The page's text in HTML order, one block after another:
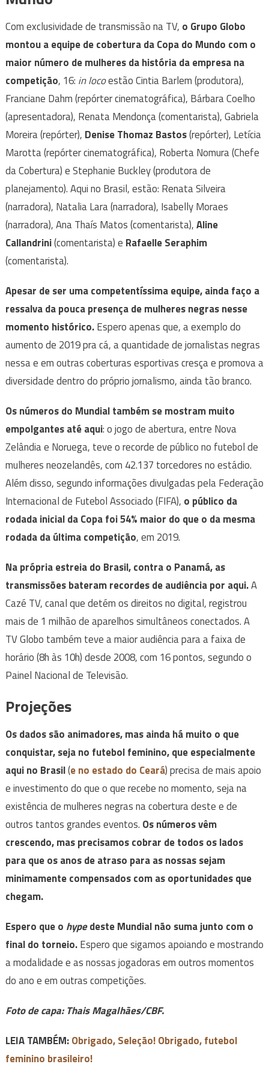
Com exclusividade de transmissão na TV, o Grupo Globo
montou a equipe de cobertura da Copa do Mundo com o
maior número de mulheres da história da empresa na
competição, 16: in locoestão Cintia Barlem (produtora),
Franciane Dahm (repórter cinematográfica), Bárbara Coelho
(apresentadora), Renata Mendonça (comentarista), Gabriela
Moreira (repórter), Denise Thomaz Bastos(repórter), Letícia
Marotta (repórter cinematográfica), Roberta Nomura (Chefe
da Cobertura) e Stephanie Buckley (produtora de
planejamento). Aqui no Brasil, estão: Renata Silveira
(narradora), Natalia Lara (narradora), Isabelly Moraes
(narradora), Ana Thaís Matos (comentarista),Aline
Callandrini(comentarista) e Rafaelle Seraphim
(comentarista).
Apesar de ser uma competentíssima equipe, ainda faço a
ressalva da pouca presença de mulheres negras nesse
momento histórico.Espero apenas que, a exemplo do
aumento de 2019 pra cá, a quantidade de jornalistas negras
nessa e em outras coberturas esportivas cresça e promova a
diversidade dentro do próprio jornalismo, ainda tão branco.
Os números do Mundial também se mostram muito
empolgantes até aqui: o jogo de abertura, entre Nova
Zelândia e Noruega, teve o recorde de público no futebol de
mulheres neozelandês, com 42.137 torcedores no estádio.
Além disso, segundo informações divulgadas pela Federação
Internacional de Futebol Associado (FIFA), o público da
rodada inicial da Copa foi 54% maior do que o da mesma
rodada da última competição, em 2019.
Na própria estreia do Brasil, contra o Panamá, as
transmissões bateram recordes de audiência por aqui.A
Cazé TV, canal que detém os direitos no digital, registrou
mais de 1 milhão de aparelhos simultâneos conectados. A
TV Globo também teve a maior audiência para a faixa de
horário (8h às 10h) desde 2008, com 16 pontos, segundo o
Painel Nacional de Televisão.
Projeções
Os dados são animadores, mas ainda há muito o que
conquistar, seja no futebol feminino, que especialmente
aqui no Brasil(e no estado do Ceará) precisa de mais apoio
e investimento do que o que recebe no momento, seja na
existência de mulheres negras na cobertura deste e de
outros tantos grandes eventos. Os números vêm
crescendo, mas precisamos cobrar de todos os lados
para que os anos de atraso para as nossas sejam
minimamente compensados com as oportunidades que
chegam.
Espero que o hypedeste Mundial não suma junto com o
final do torneio.Espero que sigamos apoiando e mostrando
a modalidade e as nossas jogadoras em outros momentos
do ano e em outras competições.
Foto de capa: Thais Magalhães/CBF.
LEIA TAMBÉM:Obrigado, Seleção! Obrigado, futebol
feminino brasileiro!